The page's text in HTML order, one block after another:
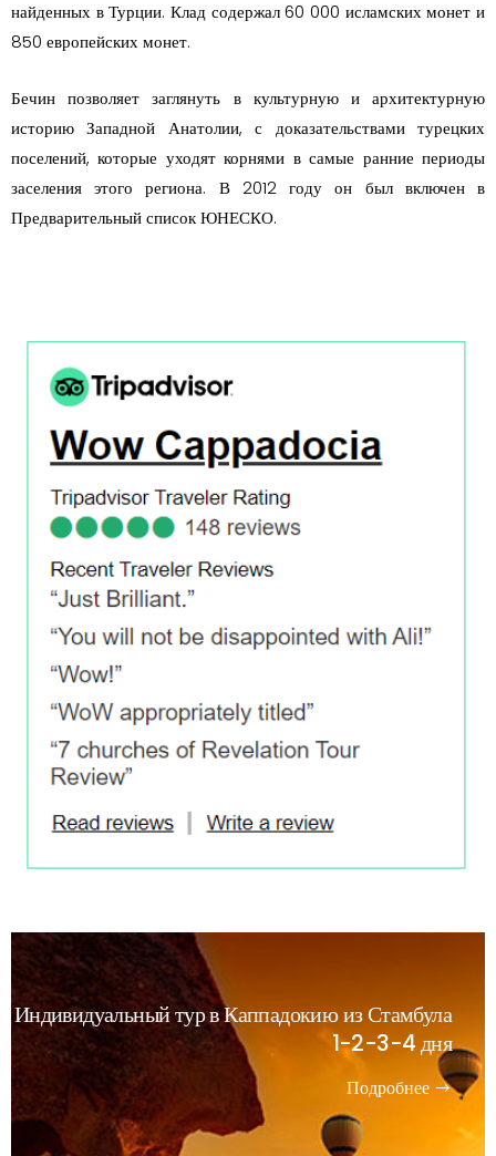
найденных в Турции. Клад содержал 60 000 исламских монет и
850 европейских монет.
Бечин позволяет заглянуть в культурную и архитектурную
историю Западной Анатолии, с доказательствами турецких
поселений, которые уходят корнями в самые ранние периоды
заселения этого региона. В 2012 году он был включен в
Предварительный список ЮНЕСКО.
Индивидуальный тур в Каппадокию из Стамбула
1-2-3-4 дня
Подробнее